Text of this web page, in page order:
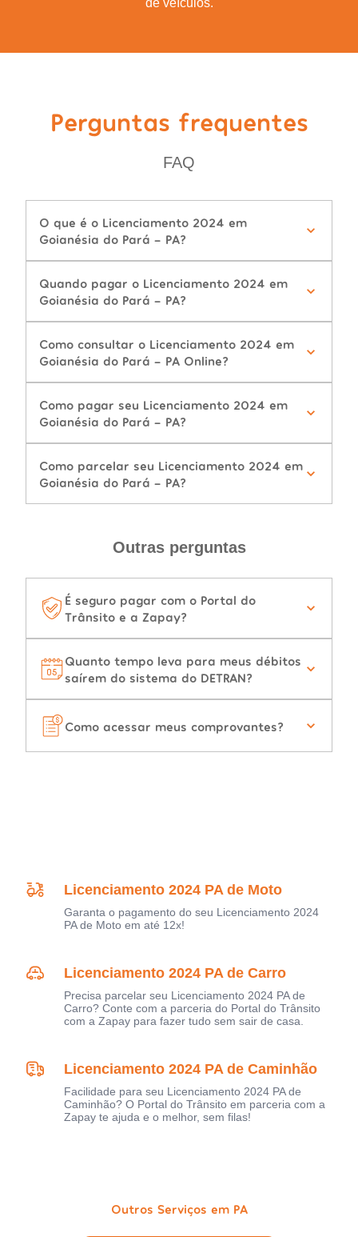
de veículos.
Perguntas frequentes
FAQ
O que é o Licenciamento 2024 em
Goianésia do Pará - PA?
Quando pagar o Licenciamento 2024 em
Goianésia do Pará - PA?
Como consultar o Licenciamento 2024 em
Goianésia do Pará - PA Online?
Como pagar seu Licenciamento 2024 em
Goianésia do Pará - PA?
Como parcelar seu Licenciamento 2024 em
Goianésia do Pará - PA?
Outras perguntas
É seguro pagar com o Portal do
Trânsito e a Zapay?
Quanto tempo leva para meus débitos
saírem do sistema do DETRAN?
Como acessar meus comprovantes?
Licenciamento 2024 PA de Moto
Garanta o pagamento do seu Licenciamento 2024
PA de Moto em até 12x!
Licenciamento 2024 PA de Carro
Precisa parcelar seu Licenciamento 2024 PA de
Carro? Conte com a parceria do Portal do Trânsito
com a Zapay para fazer tudo sem sair de casa.
Licenciamento 2024 PA de Caminhão
Facilidade para seu Licenciamento 2024 PA de
Caminhão? O Portal do Trânsito em parceria com a
Zapay te ajuda e o melhor, sem filas!
Outros Serviços em PA